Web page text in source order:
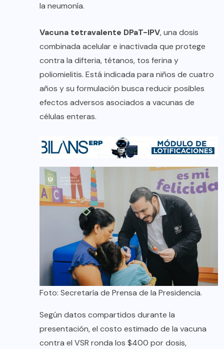
la neumonía.
Vacuna tetravalente DPaT-IPV, una dosis
combinada acelular e inactivada que protege
contra la difteria, tétanos, tos ferina y
poliomielitis. Está indicada para niños de cuatro
años y su formulación busca reducir posibles
efectos adversos asociados a vacunas de
células enteras.
Foto: Secretaría de Prensa de la Presidencia.
Según datos compartidos durante la
presentación, el costo estimado de la vacuna
contra el VSR ronda los $400 por dosis,